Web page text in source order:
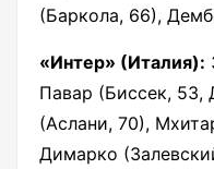
(Баркола, 66),
«Интер» (Италия):
Павар (Биссек, 53,
(Аслани, 70),
Димарко